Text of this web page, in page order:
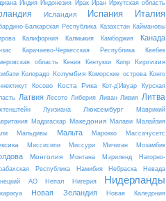
Индия Индонезия Ирак Иран Иркутская область
Исландия Испания Италия
Балкарская Республика Казахстан Каймановы
Калифорния Калмыкия Камбоджия Канада
Карачаево-Черкесская Республика
Квебек
область
Кения Кентукки Кипр Киргизия
Колорадо Колумбия Коморские острова Конго
Косово Коста Рика Кот-д'Ивуар
Курская
Латвия Лесото Либерия Ливан Ливия Литва
Луизиана Люксембург
Маврикий
Мадагаскар Македония Малави Малайзия
Мальдивы Мальта Марокко Массачусетс
Миссисипи Миссури Мичиган Мозамбик
Монголия Монтана Мэриленд
Нагорно-
Республика
Намибия Небраска
Невада
АО
Непал Нигерия Нидерланды
Новая Зеландия Новая Каледония